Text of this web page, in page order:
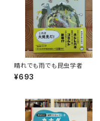
晴れでも雨でも昆虫学者
¥693